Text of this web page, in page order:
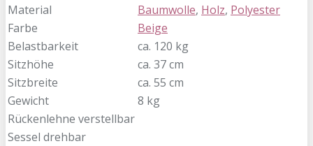
Material
Baumwolle, Holz, Polyester
Farbe
Beige
Belastbarkeit
ca. 120 kg
Sitzhöhe
ca. 37 cm
Sitzbreite
ca. 55 cm
Gewicht
8 kg
Rückenlehne verstellbar
Sessel drehbar